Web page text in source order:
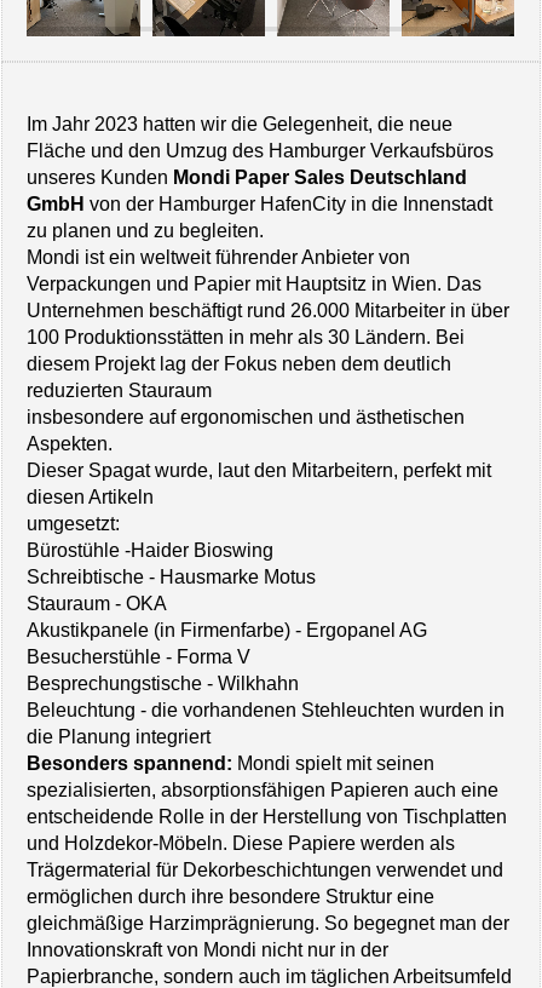
Im Jahr 2023 hatten wir die Gelegenheit, die neue
Fläche und den Umzug des Hamburger Verkaufsbüros
unseres Kunden Mondi Paper Sales Deutschland
GmbH von der Hamburger HafenCity in die Innenstadt
zu planen und zu begleiten.
Mondi ist ein weltweit führender Anbieter von
Verpackungen und Papier mit Hauptsitz in Wien. Das
Unternehmen beschäftigt rund 26.000 Mitarbeiter in über
100 Produktionsstätten in mehr als 30 Ländern. Bei
diesem Projekt lag der Fokus neben dem deutlich
reduzierten Stauraum
insbesondere auf ergonomischen und ästhetischen
Aspekten.
Dieser Spagat wurde, laut den Mitarbeitern, perfekt mit
diesen Artikeln
umgesetzt:
Bürostühle -Haider Bioswing
Schreibtische - Hausmarke Motus
Stauraum - OKA
Akustikpanele (in Firmenfarbe) - Ergopanel AG
Besucherstühle - Forma V
Besprechungstische - Wilkhahn
Beleuchtung - die vorhandenen Stehleuchten wurden in
die Planung integriert
Besonders spannend: Mondi spielt mit seinen
spezialisierten, absorptionsfähigen Papieren auch eine
entscheidende Rolle in der Herstellung von Tischplatten
und Holzdekor-Möbeln. Diese Papiere werden als
Trägermaterial für Dekorbeschichtungen verwendet und
ermöglichen durch ihre besondere Struktur eine
gleichmäßige Harzimprägnierung. So begegnet man der
Innovationskraft von Mondi nicht nur in der
Papierbranche, sondern auch im täglichen Arbeitsumfeld